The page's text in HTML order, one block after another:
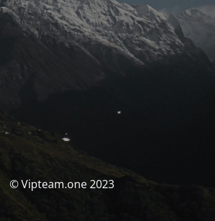
© Vipteam.one 2023